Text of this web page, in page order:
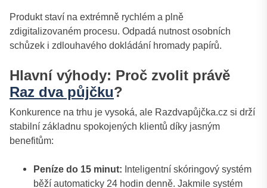
Produkt staví na extrémně rychlém a plně
zdigitalizovaném procesu. Odpadá nutnost osobních
schůzek i zdlouhavého dokládání hromady papírů.
Hlavní výhody: Proč zvolit právě
Raz dva půjčku?
Konkurence na trhu je vysoká, ale Razdvapůjčka.cz si drží
stabilní základnu spokojených klientů díky jasným
benefitům:
Peníze do 15 minut: Inteligentní skóringový systém
běží automaticky 24 hodin denně. Jakmile systém